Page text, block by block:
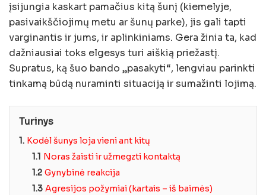
įsijungia kaskart pamačius kitą šunį (kiemelyje,
pasivaikščiojimų metu ar šunų parke), jis gali tapti
varginantis ir jums, ir aplinkiniams. Gera žinia ta, kad
dažniausiai toks elgesys turi aiškią priežastį.
Supratus, ką šuo bando „pasakyti“, lengviau parinkti
tinkamą būdą nuraminti situaciją ir sumažinti lojimą.
Turinys
1. Kodėl šunys loja vieni ant kitų
1.1 Noras žaisti ir užmegzti kontaktą
1.2 Gynybinė reakcija
1.3 Agresijos požymiai (kartais – iš baimės)